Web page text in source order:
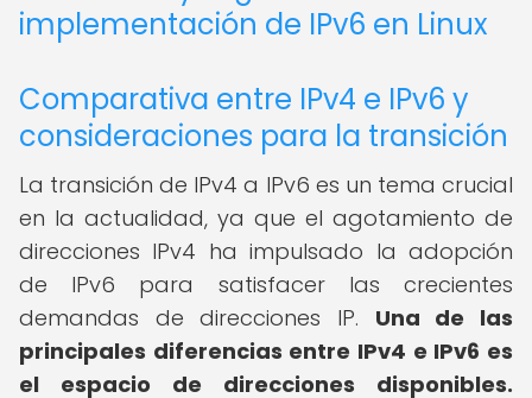
implementación de IPv6 en Linux
Comparativa entre IPv4 e IPv6 y
consideraciones para la transición
La transición de IPv4 a IPv6 es un tema crucial
en la actualidad, ya que el agotamiento de
direcciones IPv4 ha impulsado la adopción
de IPv6 para satisfacer las crecientes
demandas de direcciones IP. Una de las
principales diferencias entre IPv4 e IPv6 es
el espacio de direcciones disponibles.